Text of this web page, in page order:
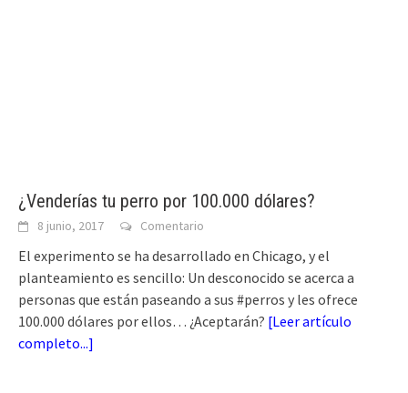
¿Venderías tu perro por 100.000 dólares?
8 junio, 2017 Comentario
El experimento se ha desarrollado en Chicago, y el
planteamiento es sencillo: Un desconocido se acerca a
personas que están paseando a sus #perros y les ofrece
100.000 dólares por ellos… ¿Aceptarán? [Leer artículo
completo...]